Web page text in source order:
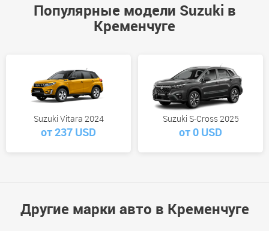
Популярные модели Suzuki в
Кременчуге
Suzuki Vitara 2024
от 237 USD
Suzuki S-Cross 2025
от 0 USD
Другие марки авто в Кременчуге